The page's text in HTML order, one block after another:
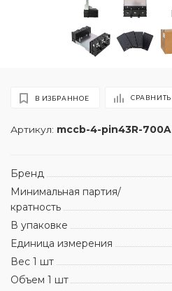
Артикул: mccb-4-pin43R-700A
В ИЗБРАННОЕ СРАВНИТЬ
Бренд
Минимальная партия/
кратность
В упаковке
Единица измерения
Вес 1 шт
Объем 1 шт